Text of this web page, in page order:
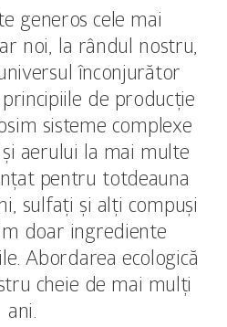
generos cele mai
noi, la rândul nostru,
înconjurător
de producție
sisteme complexe
aerului la mai multe
pentru totdeauna
sulfați și alți compuși
doar ingrediente
Abordarea ecologică
cheie de mai mulți
ani.